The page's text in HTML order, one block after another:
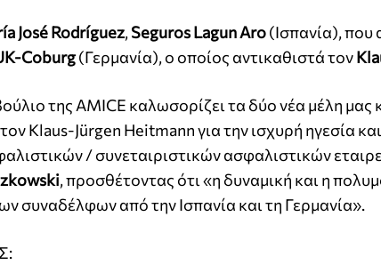
José Rodríguez, Seguros Lagun Aro(Ισπανία), που
Coburg(Γερμανία), ο οποίος αντικαθιστά τον
της AMICE καλωσορίζει τα δύο νέα μέλη μας
Klaus-Jürgen Heitmann για την ισχυρή ηγεσία
/ συνεταιριστικών ασφαλιστικών
, προσθέτοντας ότι «η δυναμική και η
συναδέλφων από την Ισπανία και τη Γερμανία».